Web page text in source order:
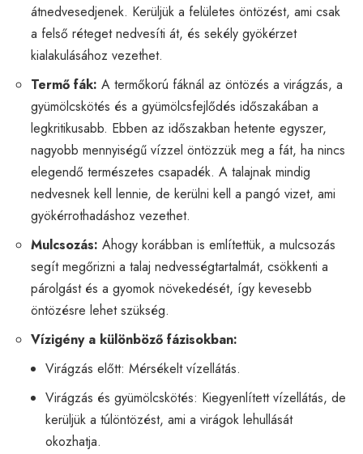
átnedvesedjenek. Kerüljük a felületes öntözést, ami csak
a felső réteget nedvesíti át, és sekély gyökérzet
kialakulásához vezethet.
Termő fák: A termőkorú fáknál az öntözés a virágzás, a
gyümölcskötés és a gyümölcsfejlődés időszakában a
legkritikusabb. Ebben az időszakban hetente egyszer,
nagyobb mennyiségű vízzel öntözzük meg a fát, ha nincs
elegendő természetes csapadék. A talajnak mindig
nedvesnek kell lennie, de kerülni kell a pangó vizet, ami
gyökérrothadáshoz vezethet.
Mulcsozás: Ahogy korábban is említettük, a mulcsozás
segít megőrizni a talaj nedvességtartalmát, csökkenti a
párolgást és a gyomok növekedését, így kevesebb
öntözésre lehet szükség.
Vízigény a különböző fázisokban:
Virágzás előtt: Mérsékelt vízellátás.
Virágzás és gyümölcskötés: Kiegyenlített vízellátás, de
kerüljük a túlöntözést, ami a virágok lehullását
okozhatja.